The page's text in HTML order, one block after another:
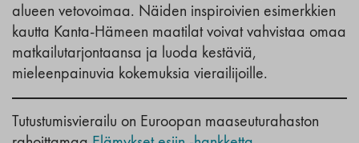
alueen vetovoimaa. Näiden inspiroivien esimerkkien
kautta Kanta-Hämeen maatilat voivat vahvistaa omaa
matkailutarjontaansa ja luoda kestäviä,
mieleenpainuvia kokemuksia vierailijoille.
Tutustumisvierailu on Euroopan maaseuturahaston